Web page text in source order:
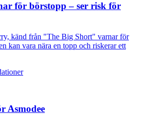
för börstopp – ser risk för
känd från "The Big Short" varnar för
kan vara nära en topp och riskerar ett
Asmodee